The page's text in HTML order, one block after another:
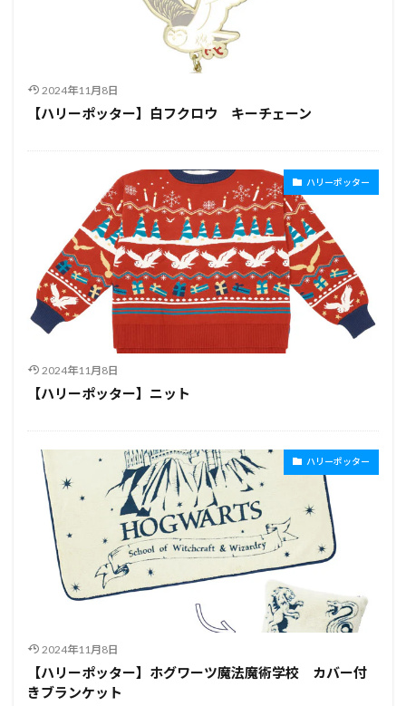
2024年11月8日
【ハリーポッター】白フクロウ キーチェーン
ハリーポッター
2024年11月8日
【ハリーポッター】ニット
ハリーポッター
2024年11月8日
【ハリーポッター】ホグワーツ魔法魔術学校 カバー付
きブランケット